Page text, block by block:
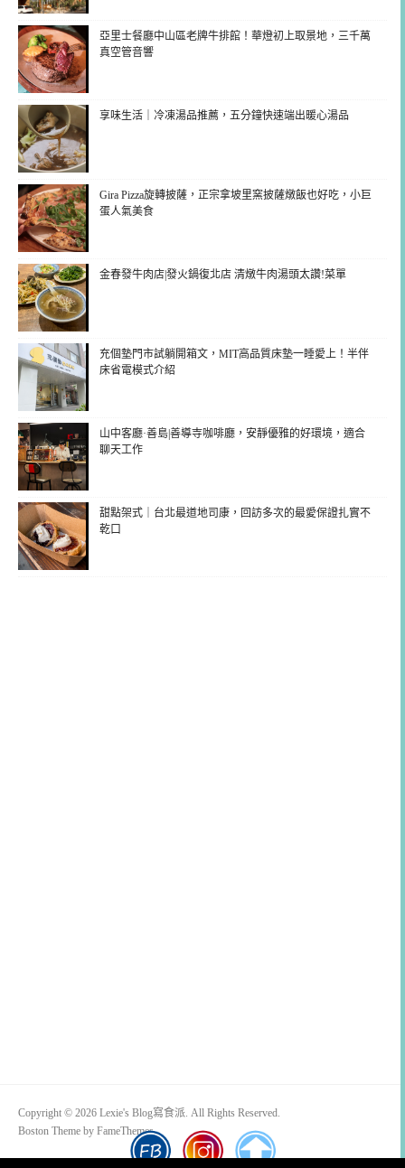
亞里士餐廳中山區老牌牛排館！華燈初上取景地，三千萬
真空管音響
享味生活｜冷凍湯品推薦，五分鐘快速端出暖心湯品
Gira Pizza旋轉披薩，正宗拿坡里窯披薩燉飯也好吃，小巨
蛋人氣美食
金春發牛肉店|發火鍋復北店 清燉牛肉湯頭太讚!菜單
充個墊門市試躺開箱文，MIT高品質床墊一睡愛上！半伴
床省電模式介紹
山中客廳·善島|善導寺咖啡廳，安靜優雅的好環境，適合
聊天工作
甜點架式｜台北最道地司康，回訪多次的最愛保證扎實不
乾口
Copyright © 2026 Lexie's Blog寫食派. All Rights Reserved.
Boston Theme by FameThemes